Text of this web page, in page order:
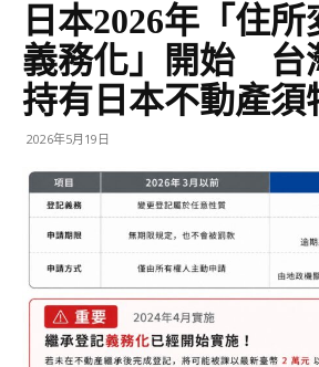
日本2026年「住
義務化」開始 台
持有日本不動產須
2026年5月19日